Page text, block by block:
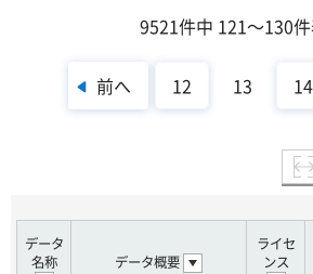
9521件中 121～130
前へ 12 13 14
データ
名称
データ概要
ライセ
ンス